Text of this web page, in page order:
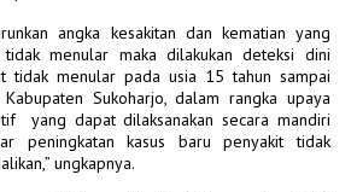
angka kesakitan dan kematian yang
menular maka dilakukan deteksi dini
tidak menular pada usia 15 tahun sampai
Sukoharjo, dalam rangka upaya
yang dapat dilaksanakan secara mandiri
peningkatan kasus baru penyakit tidak
ungkapnya.